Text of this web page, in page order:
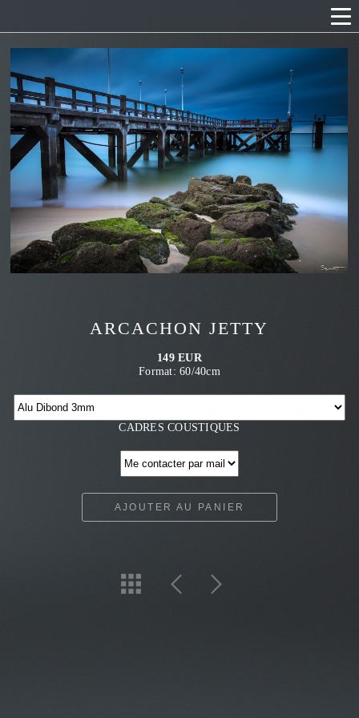
ARCACHON JETTY
149 EUR
Format: 60/40cm
CADRES COUSTIQUES
AJOUTER AU PANIER